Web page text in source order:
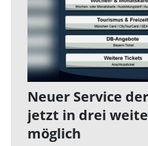
Neuer Service
jetzt in drei
möglich